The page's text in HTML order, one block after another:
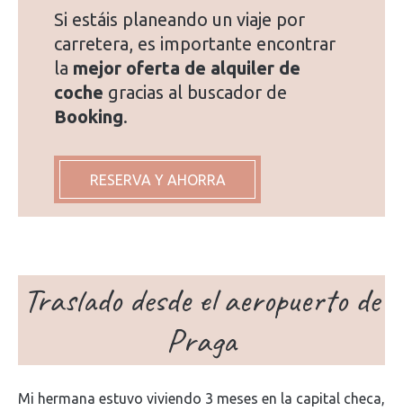
Si estáis planeando un viaje por
carretera, es importante encontrar
la mejor oferta de alquiler de
coche gracias al buscador de
Booking.
RESERVA Y AHORRA
Traslado desde el aeropuerto de
Praga
Mi hermana estuvo viviendo 3 meses en la capital checa,